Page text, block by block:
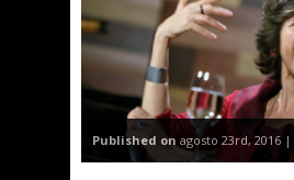
Published on agosto 23rd, 2016 |